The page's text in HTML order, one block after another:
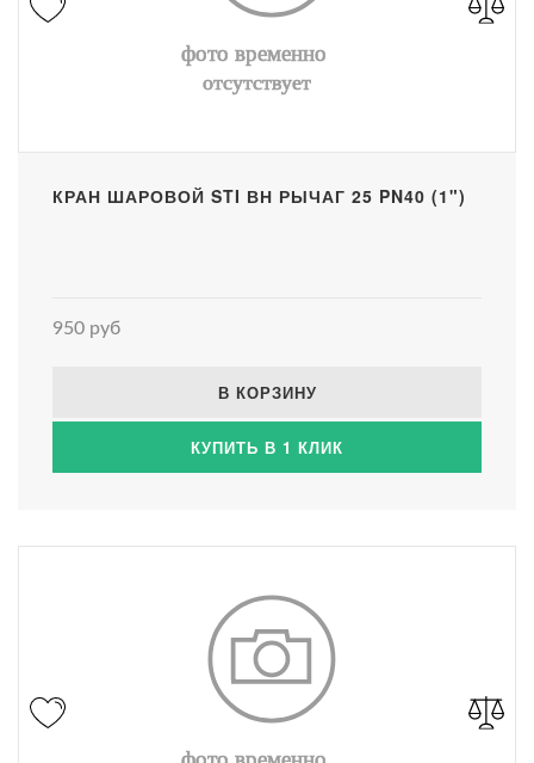
КРАН ШАРОВОЙ STI ВН РЫЧАГ 25 PN40 (1")
950 руб
В КОРЗИНУ
КУПИТЬ В 1 КЛИК